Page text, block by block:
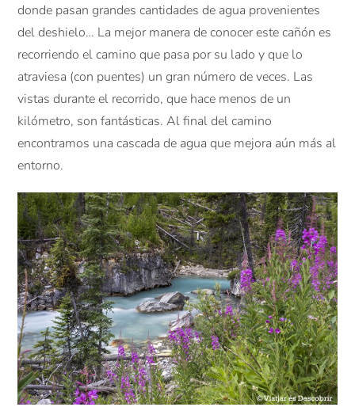
donde pasan grandes cantidades de agua provenientes
del deshielo… La mejor manera de conocer este cañón es
recorriendo el camino que pasa por su lado y que lo
atraviesa (con puentes) un gran número de veces. Las
vistas durante el recorrido, que hace menos de un
kilómetro, son fantásticas. Al final del camino
encontramos una cascada de agua que mejora aún más al
entorno.